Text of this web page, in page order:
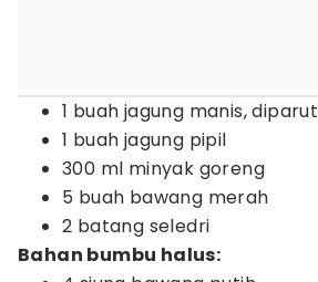
1 buah jagung manis, diparut
1 buah jagung pipil
300 ml minyak goreng
5 buah bawang merah
2 batang seledri
Bahan bumbu halus: